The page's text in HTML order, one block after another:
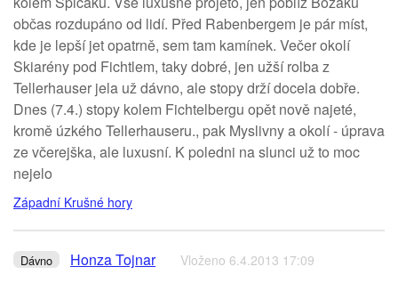
občas rozdupáno od lidí. Před Rabenbergem je pár míst,
kde je lepší jet opatrně, sem tam kamínek. Večer okolí
Skiarény pod Fichtlem, taky dobré, jen užší rolba z
Tellerhauser jela už dávno, ale stopy drží docela dobře.
Dnes (7.4.) stopy kolem Fichtelbergu opět nově najeté,
kromě úzkého Tellerhauseru., pak Myslivny a okolí - úprava
ze včerejška, ale luxusní. K poledni na slunci už to moc
nejelo
Západní Krušné hory
Dávno Honza Tojnar Vloženo 6.4.2013 17:09